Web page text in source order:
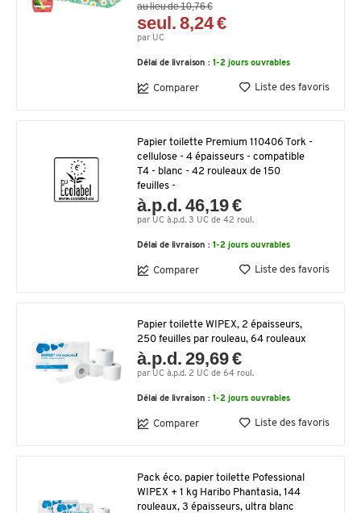
au lieu de 10,76 €
seul. 8,24 €
par UC
Délai de livraison : 1-2 jours ouvrables
Comparer Liste des favoris
Papier toilette Premium 110406 Tork -
cellulose - 4 épaisseurs - compatible
T4 - blanc - 42 rouleaux de 150
feuilles -
à.p.d. 46,19 €
par UC à.p.d. 3 UC de 42 roul.
Délai de livraison : 1-2 jours ouvrables
Comparer Liste des favoris
Papier toilette WIPEX, 2 épaisseurs,
250 feuilles par rouleau, 64 rouleaux
à.p.d. 29,69 €
par UC à.p.d. 2 UC de 64 roul.
Délai de livraison : 1-2 jours ouvrables
Comparer Liste des favoris
Pack éco. papier toilette Pofessional
WIPEX + 1 kg Haribo Phantasia, 144
rouleaux, 3 épaisseurs, ultra blanc